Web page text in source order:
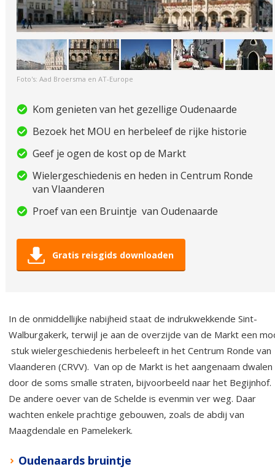
Foto's: Aad Broersma en AT-Europe
Kom genieten van het gezellige Oudenaarde
Bezoek het MOU en herbeleef de rijke historie
Geef je ogen de kost op de Markt
Wielergeschiedenis en heden in Centrum Ronde
van Vlaanderen
Proef van een Bruintje van Oudenaarde
Gratis reisgids downloaden
In de onmiddellijke nabijheid staat de indrukwekkende Sint-
Walburgakerk, terwijl je aan de overzijde van de Markt een
stuk wielergeschiedenis herbeleeft in het Centrum Ronde van
Vlaanderen (CRVV). Van op de Markt is het aangenaam dwalen
door de soms smalle straten, bijvoorbeeld naar het Begijnhof.
De andere oever van de Schelde is evenmin ver weg. Daar
wachten enkele prachtige gebouwen, zoals de abdij van
Maagdendale en Pamelekerk.
Oudenaards bruintje